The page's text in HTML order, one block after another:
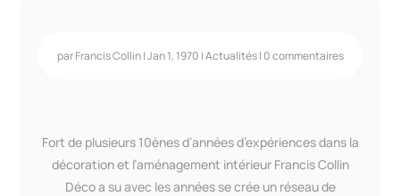
parFrancis Collin|Jan 1, 1970 |Actualités| 0 commentaires
Fort de plusieurs 10ènes d’années d’expériences dans la
décoration et l’aménagement intérieur Francis Collin
Déco a su avec les années se crée un réseau de